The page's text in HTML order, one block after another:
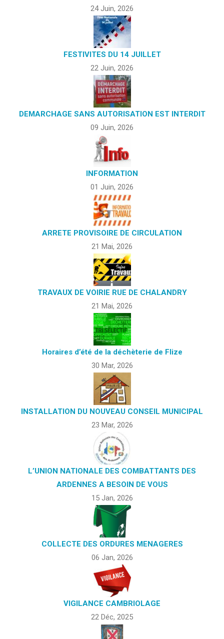
24 Juin, 2026
FESTIVITES DU 14 JUILLET
22 Juin, 2026
DEMARCHAGE SANS AUTORISATION EST INTERDIT
09 Juin, 2026
INFORMATION
01 Juin, 2026
ARRETE PROVISOIRE DE CIRCULATION
21 Mai, 2026
TRAVAUX DE VOIRIE RUE DE CHALANDRY
21 Mai, 2026
Horaires d’été de la déchèterie de Flize
30 Mar, 2026
INSTALLATION DU NOUVEAU CONSEIL MUNICIPAL
23 Mar, 2026
L’UNION NATIONALE DES COMBATTANTS DES
ARDENNES A BESOIN DE VOUS
15 Jan, 2026
COLLECTE DES ORDURES MENAGERES
06 Jan, 2026
VIGILANCE CAMBRIOLAGE
22 Déc, 2025